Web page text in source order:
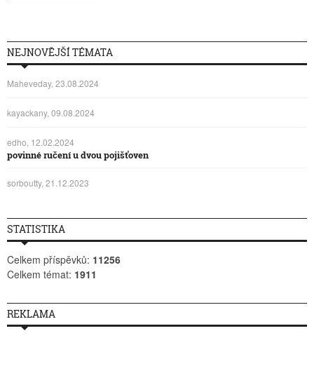
NEJNOVĚJŠÍ TÉMATA
Maheveday, 23.08.2024
kayackany, 09.08.2024
edho, 12.02.2024
povinné ručení u dvou pojišťoven
sorboutty, 21.12.2023
STATISTIKA
Celkem příspěvků: 11256
Celkem témat: 1911
REKLAMA